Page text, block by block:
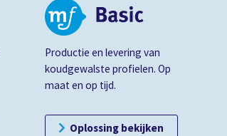
Productie en levering van
koudgewalste profielen. Op
maat en op tijd.
Oplossing bekijken